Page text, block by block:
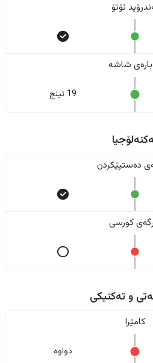
ئۆتۆ
شاشە
19 ئینج
دەستپێکردن
کورسی
و تەکنیکی
کامێرا
دواوە